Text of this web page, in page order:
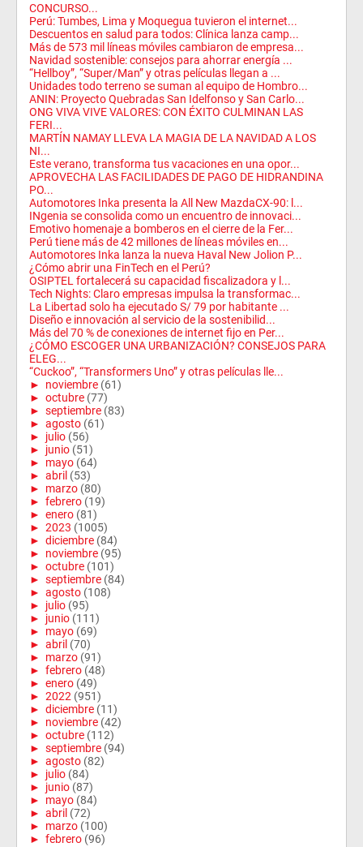
CONCURSO...
Perú: Tumbes, Lima y Moquegua tuvieron el internet...
Descuentos en salud para todos: Clínica lanza camp...
Más de 573 mil líneas móviles cambiaron de empresa...
Navidad sostenible: consejos para ahorrar energía ...
“Hellboy”, “Super/Man” y otras películas llegan a ...
Unidades todo terreno se suman al equipo de Hombro...
ANIN: Proyecto Quebradas San Idelfonso y San Carlo...
ONG VIVA VIVE VALORES: CON ÉXITO CULMINAN LAS
FERI...
MARTÍN NAMAY LLEVA LA MAGIA DE LA NAVIDAD A LOS
NI...
Este verano, transforma tus vacaciones en una opor...
APROVECHA LAS FACILIDADES DE PAGO DE HIDRANDINA
PO...
Automotores Inka presenta la All New MazdaCX-90: l...
INgenia se consolida como un encuentro de innovaci...
Emotivo homenaje a bomberos en el cierre de la Fer...
Perú tiene más de 42 millones de líneas móviles en...
Automotores Inka lanza la nueva Haval New Jolion P...
¿Cómo abrir una FinTech en el Perú?
OSIPTEL fortalecerá su capacidad fiscalizadora y l...
Tech Nights: Claro empresas impulsa la transformac...
La Libertad solo ha ejecutado S/ 79 por habitante ...
Diseño e innovación al servicio de la sostenibilid...
Más del 70 % de conexiones de internet fijo en Per...
¿CÓMO ESCOGER UNA URBANIZACIÓN? CONSEJOS PARA
ELEG...
“Cuckoo”, “Transformers Uno” y otras películas lle...
► noviembre (61)
► octubre (77)
► septiembre (83)
► agosto (61)
► julio (56)
► junio (51)
► mayo (64)
► abril (53)
► marzo (80)
► febrero (19)
► enero (81)
► 2023 (1005)
► diciembre (84)
► noviembre (95)
► octubre (101)
► septiembre (84)
► agosto (108)
► julio (95)
► junio (111)
► mayo (69)
► abril (70)
► marzo (91)
► febrero (48)
► enero (49)
► 2022 (951)
► diciembre (11)
► noviembre (42)
► octubre (112)
► septiembre (94)
► agosto (82)
► julio (84)
► junio (87)
► mayo (84)
► abril (72)
► marzo (100)
► febrero (96)